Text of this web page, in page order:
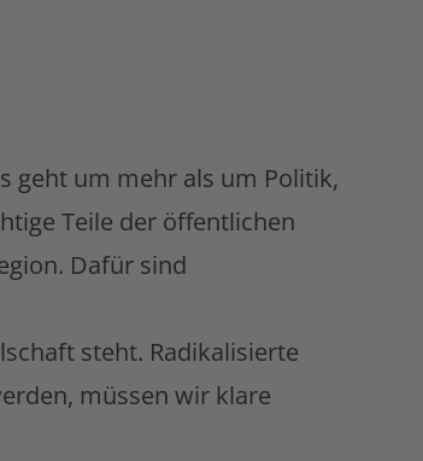
geht um mehr als um Politik,
Teile der öffentlichen
Dafür sind
steht. Radikalisierte
müssen wir klare